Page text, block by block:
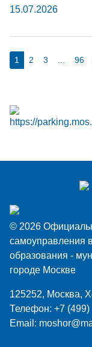
15.07.2026
1 2 3 96
© 2026
самоуправления
образования -
городе Москве
125252, Москва,
Телефон: +7
Email: